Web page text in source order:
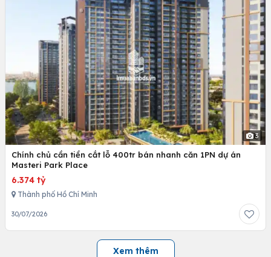
3
Chính chủ cần tiền cắt lỗ 400tr bán nhanh căn 1PN dự án
Masteri Park Place
6.374 tỷ
Thành phố Hồ Chí Minh
30/07/2026
Xem thêm